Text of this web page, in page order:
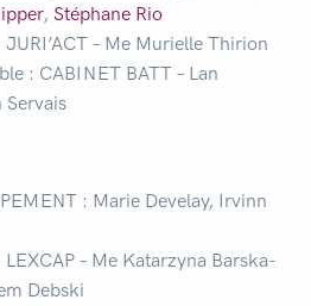
, Stéphane Rio
– Me Murielle Thirion
: CABINET BATT – Lan
Servais
: Marie Develay, Irvinn
– Me Katarzyna Barska-
Debski